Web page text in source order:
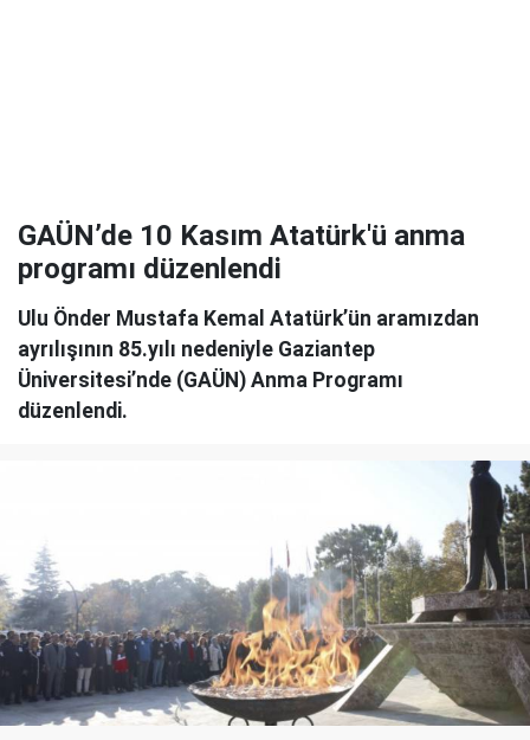
GAÜN’de 10 Kasım Atatürk'ü anma
programı düzenlendi
Ulu Önder Mustafa Kemal Atatürk’ün aramızdan
ayrılışının 85.yılı nedeniyle Gaziantep
Üniversitesi’nde (GAÜN) Anma Programı
düzenlendi.